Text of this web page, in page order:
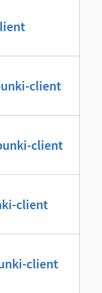
client
client
client
client